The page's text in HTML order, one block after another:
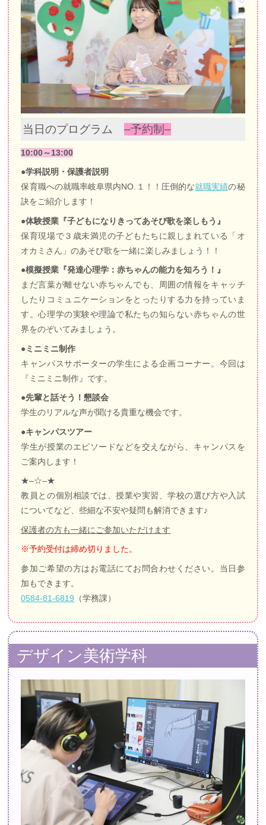
当日のプログラム–予約制–
10:00～13:00
●学科説明・保護者説明
保育職への就職率岐阜県内NO.１！！圧倒的な就職実績の秘
訣をご紹介します！
●体験授業『子どもになりきってあそび歌を楽しもう』
保育現場で３歳未満児の子どもたちに親しまれている「オ
オカミさん」のあそび歌を一緒に楽しみましょう！！
●模擬授業『発達心理学：赤ちゃんの能力を知ろう！』
まだ言葉が離せない赤ちゃんでも、周囲の情報をキャッチ
したりコミュニケーションをとったりする力を持っていま
す。心理学の実験や理論で私たちの知らない赤ちゃんの世
界をのぞいてみましょう。
●ミニミニ制作
キャンパスサポーターの学生による企画コーナー。今回は
『ミニミニ制作』です。
●先輩と話そう！懇談会
学生のリアルな声が聞ける貴重な機会です。
●キャンパスツアー
学生が授業のエピソードなどを交えながら、キャンパスを
ご案内します！
★–☆–★
教員との個別相談では、授業や実習、学校の選び方や入試
についてなど、些細な不安や疑問も解消できます♪
保護者の方も一緒にご参加いただけます
※予約受付は締め切りました。
参加ご希望の方はお電話にてお問合わせください。当日参
加もできます。
0584-81-6819 （学務課）
デザイン美術学科